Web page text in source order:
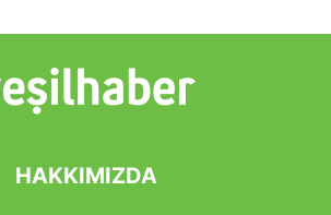
HAKKIMIZDA